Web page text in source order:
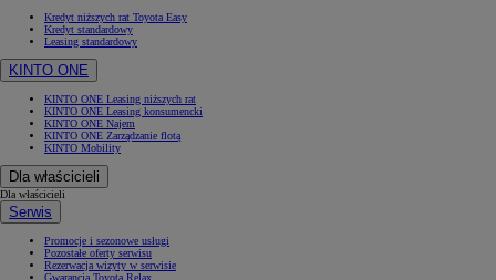
Kredyt niższych rat Toyota Easy
Kredyt standardowy
Leasing standardowy
KINTO ONE
KINTO ONE Leasing niższych rat
KINTO ONE Leasing konsumencki
KINTO ONE Najem
KINTO ONE Zarządzanie flotą
KINTO Mobility
Dla właścicieli
Dla właścicieli
Serwis
Promocje i sezonowe usługi
Pozostałe oferty serwisu
Rezerwacja wizyty w serwisie
Gwarancja Toyota Relax